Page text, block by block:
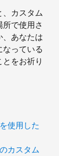
、カスタム
で使用さ
、あなたは
っている
をお祈り
使用した
カスタム